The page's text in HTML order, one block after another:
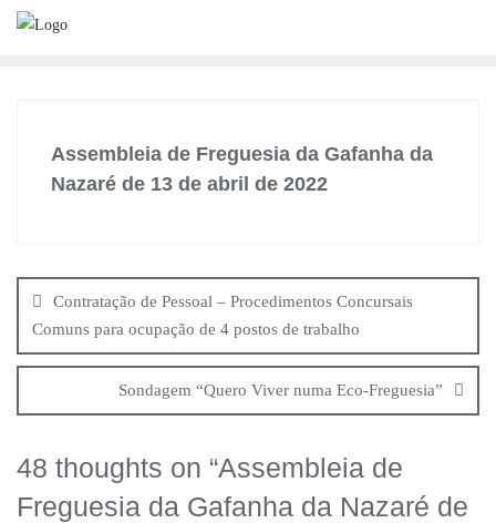
Skip
Assembleia de Freguesia da Gafanha da
Nazaré de 13 de abril de 2022
de
artigos
Contratação de Pessoal – Procedimentos Concursais
Comuns para ocupação de 4 postos de trabalho
Sondagem “Quero Viver numa Eco-Freguesia”
48 thoughts on “Assembleia de
Freguesia da Gafanha da Nazaré de